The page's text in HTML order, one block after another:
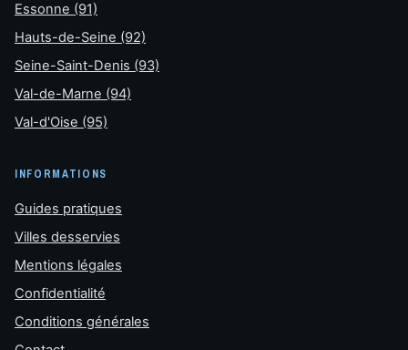
Essonne (91)
Hauts-de-Seine (92)
Seine-Saint-Denis (93)
Val-de-Marne (94)
Val-d'Oise (95)
INFORMATIONS
Guides pratiques
Villes desservies
Mentions légales
Confidentialité
Conditions générales